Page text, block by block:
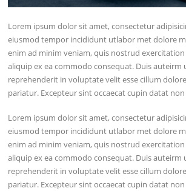
Lorem ipsum dolor sit amet, consectetur
eiusmod tempor incididunt utlabor met dolore
enim ad minim veniam, quis nostrud
aliquip ex ea commodo consequat. Duis auteirm
reprehenderit in voluptate velit esse cillum
pariatur. Excepteur sint occaecat cupin datat
Lorem ipsum dolor sit amet, consectetur
eiusmod tempor incididunt utlabor met dolore
enim ad minim veniam, quis nostrud
aliquip ex ea commodo consequat. Duis auteirm
reprehenderit in voluptate velit esse cillum
pariatur. Excepteur sint occaecat cupin datat